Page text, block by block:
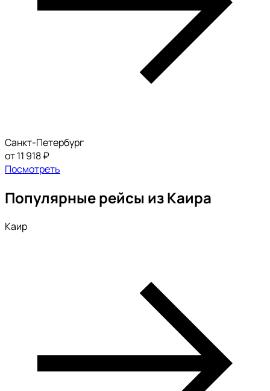
Санкт-Петербург
от 11 918 ₽
Посмотреть
Популярные рейсы из Каира
Каир